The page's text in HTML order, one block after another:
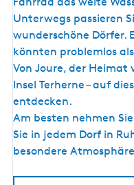
n
d
-
D
ö
r
f
e
r
-
R
Unterwegs passieren
wunderschöne Dörfer.
könnten problemlos
Von Joure, der Heimat
Insel Terherne – auf
entdecken.
Am besten nehmen
Sie in jedem Dorf in
besondere